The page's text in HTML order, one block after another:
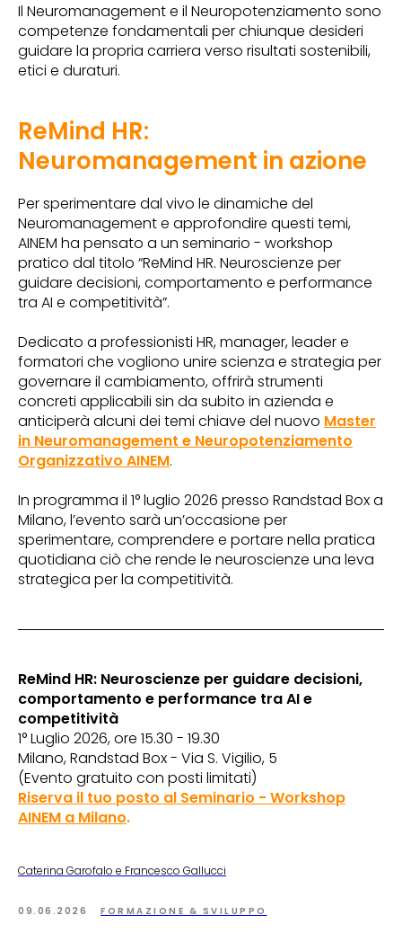
Il Neuromanagement e il Neuropotenziamento sono
competenze fondamentali per chiunque desideri
guidare la propria carriera verso risultati sostenibili,
etici e duraturi.
ReMind HR:
Neuromanagement in azione
Per sperimentare dal vivo le dinamiche del
Neuromanagement e approfondire questi temi,
AINEM ha pensato a un seminario - workshop
pratico dal titolo “ReMind HR. Neuroscienze per
guidare decisioni, comportamento e performance
tra AI e competitività”.
Dedicato a professionisti HR, manager, leader e
formatori che vogliono unire scienza e strategia per
governare il cambiamento, offrirà strumenti
concreti applicabili sin da subito in azienda e
anticiperà alcuni dei temi chiave del nuovo Master
in Neuromanagement e Neuropotenziamento
Organizzativo AINEM.
In programma il 1° luglio 2026 presso Randstad Box a
Milano, l’evento sarà un’occasione per
sperimentare, comprendere e portare nella pratica
quotidiana ciò che rende le neuroscienze una leva
strategica per la competitività.
ReMind HR: Neuroscienze per guidare decisioni,
comportamento e performance tra AI e
competitività
1° Luglio 2026, ore 15.30 - 19.30
Milano, Randstad Box - Via S. Vigilio, 5
(Evento gratuito con posti limitati)
Riserva il tuo posto al Seminario - Workshop
AINEM a Milano.
Caterina Garofalo e Francesco Gallucci
09.06.2026 FORMAZIONE & SVILUPPO